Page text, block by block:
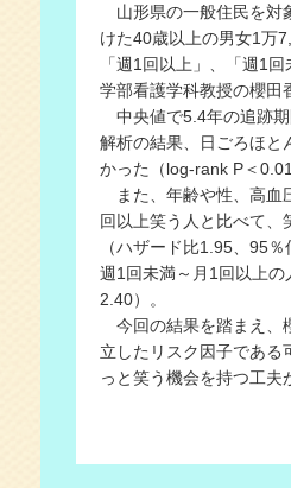
山形県の一般住民を対
けた40歳以上の男女1万
「週1回以上」、「週1
学部看護学科教授の櫻田
中央値で5.4年の追跡期
解析の結果、日ごろほと
かった（log-rank P＜0.01
また、年齢や性、高血
回以上笑う人と比べて、
（ハザード比1.95、95
週1回未満～月1回以上
2.40）。
今回の結果を踏まえ、
立したリスク因子である
っと笑う機会を持つ工夫